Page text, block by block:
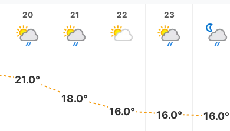
20
21.0°
21
18.0°
22
16.0°
23
16.0° 16.0°